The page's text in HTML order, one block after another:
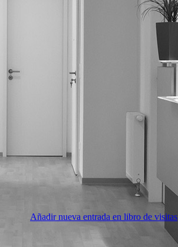
Añadir nueva entrada en libro de visitas